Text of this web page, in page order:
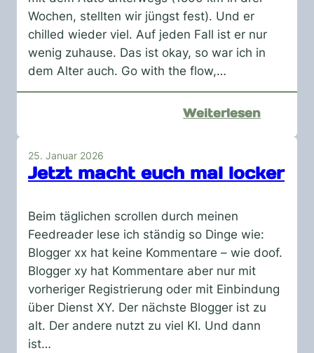
Wochen, stellten wir jüngst fest). Und er
chilled wieder viel. Auf jeden Fall ist er nur
wenig zuhause. Das ist okay, so war ich in
dem Alter auch. Go with the flow,…
Weiterlesen:
25. Januar 2026
Jetzt macht euch mal locker
Beim täglichen scrollen durch meinen
Feedreader lese ich ständig so Dinge wie:
Blogger xx hat keine Kommentare – wie doof.
Blogger xy hat Kommentare aber nur mit
vorheriger Registrierung oder mit Einbindung
über Dienst XY. Der nächste Blogger ist zu
alt. Der andere nutzt zu viel KI. Und dann
ist…